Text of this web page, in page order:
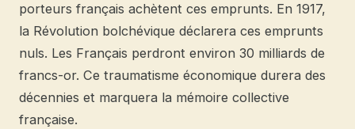
porteurs français achètent ces emprunts. En 1917,
la Révolution bolchévique déclarera ces emprunts
nuls. Les Français perdront environ 30 milliards de
francs-or. Ce traumatisme économique durera des
décennies et marquera la mémoire collective
française.